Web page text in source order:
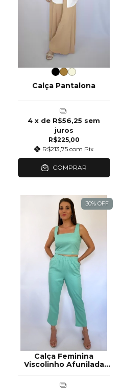
Calça Pantalona
R$225,00
R$213,75com Pix
4 x de R$56,25 sem
juros
COMPRAR
30% OFF
Calça Feminina
Viscolinho Afunilada